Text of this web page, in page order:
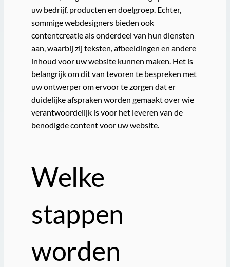
uw bedrijf, producten en doelgroep. Echter,
sommige webdesigners bieden ook
contentcreatie als onderdeel van hun diensten
aan, waarbij zij teksten, afbeeldingen en andere
inhoud voor uw website kunnen maken. Het is
belangrijk om dit van tevoren te bespreken met
uw ontwerper om ervoor te zorgen dat er
duidelijke afspraken worden gemaakt over wie
verantwoordelijk is voor het leveren van de
benodigde content voor uw website.
Welke
stappen
worden